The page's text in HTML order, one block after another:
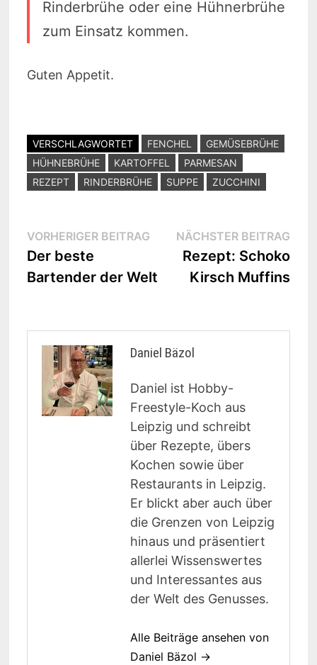
Rinderbrühe oder eine Hühnerbrühe
zum Einsatz kommen.
Guten Appetit.
VERSCHLAGWORTET FENCHEL
GEMÜSEBRÜHE
HÜHNEBRÜHE
KARTOFFEL
PARMESAN
REZEPT
RINDERBRÜHE SUPPE ZUCCHINI
Beitragsnavigation
VORHERIGER BEITRAGVorheriger
Beitrag:
Der beste
Bartender der Welt
NÄCHSTER BEITRAG
Rezept: Schoko
Kirsch Muffins
Daniel Bäzol
Daniel ist Hobby-
Freestyle-Koch aus
Leipzig und schreibt
über Rezepte, übers
Kochen sowie über
Restaurants in Leipzig.
Er blickt aber auch über
die Grenzen von Leipzig
hinaus und präsentiert
allerlei Wissenswertes
und Interessantes aus
der Welt des Genusses.
Alle Beiträge ansehen von
Daniel Bäzol →